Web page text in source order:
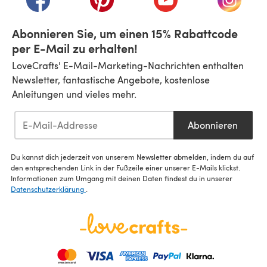
Abonnieren Sie, um einen 15% Rabattcode
per E-Mail zu erhalten!
LoveCrafts' E-Mail-Marketing-Nachrichten enthalten
Newsletter, fantastische Angebote, kostenlose
Anleitungen und vieles mehr.
Abonnieren
Du kannst dich jederzeit von unserem Newsletter abmelden, indem du auf
den entsprechenden Link in der Fußzeile einer unserer E-Mails klickst.
Informationen zum Umgang mit deinen Daten findest du in unserer
Datenschutzerklärung